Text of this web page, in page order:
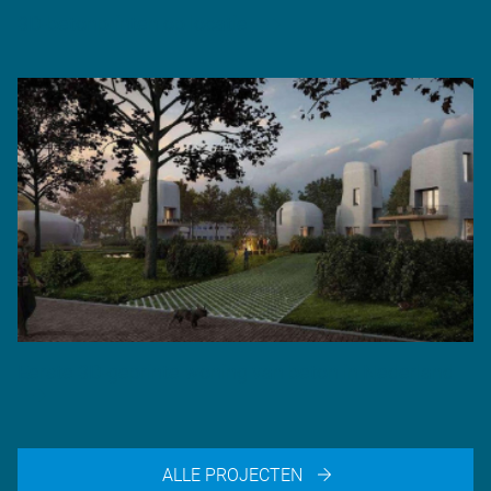
ALLE PROJECTEN